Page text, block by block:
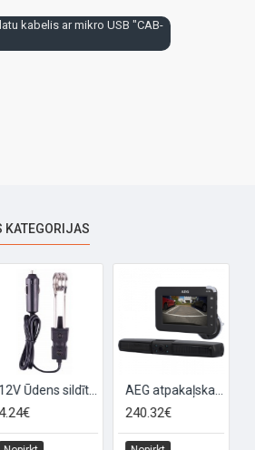
kabelis ar mikro USB "CAB-
KATEGORIJAS
AEG auto videoreģistrators (Dash Cam)
AEG CW10 akumulatora lādētājs 6/12V